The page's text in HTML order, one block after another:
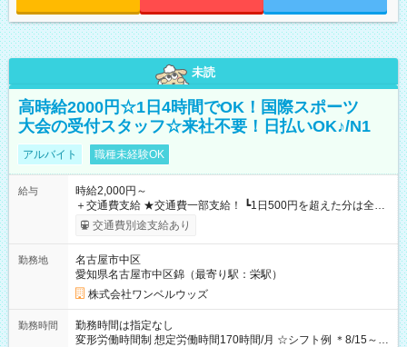
未読
高時給2000円☆1日4時間でOK！国際スポーツ
大会の受付スタッフ☆来社不要！日払いOK♪/N1
アルバイト 職種未経験OK
給与
時給2,000円～
＋交通費支給 ★交通費一部支給！ ┗1日500円を超えた分は全額
支給！ ※往復500円以内の方は自己負担となります ★日払い
OK！（規定あり） ┗働いたその日に現金GET♪ お仕事後はコン
期間なし
交通費別途支給あり
勤務地
名古屋市中区
愛知県名古屋市中区錦（最寄り駅：栄駅）
株式会社ワンベルウッズ
勤務時間
勤務時間は指定なし
変形労働時間制 想定労働時間170時間/月 ☆シフト例 ＊8/15～